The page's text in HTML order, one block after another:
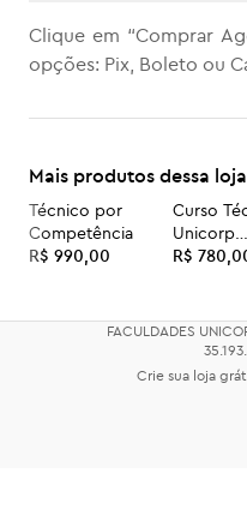
Clique em “Comprar
opções: Pix, Boleto ou
Mais produtos dessa loja
Técnico por
Competência
R$ 990,00
Curso
Unicorp
R$
FACULDADES
Crie sua loja